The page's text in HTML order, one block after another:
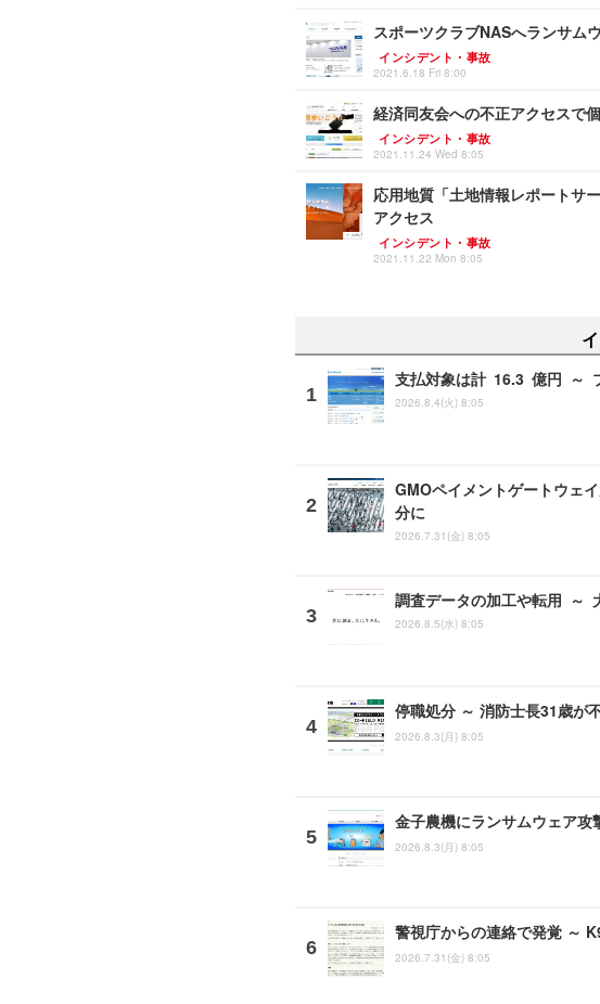
スポーツクラブNASへランサム
インシデント・事故
2021.6.18 Fri 8:00
経済同友会への不正アクセスで
インシデント・事故
2021.11.24 Wed 8:05
応用地質「土地情報レポートサ
アクセス
インシデント・事故
2021.11.22 Mon 8:05
支払対象は計 16.3 億円 ～
2026.8.4(火) 8:05
GMOペイメントゲートウェ
分に
2026.7.31(金) 8:05
調査データの加工や転用 ～
2026.8.5(水) 8:05
停職処分 ～ 消防士長31歳が
2026.8.3(月) 8:05
金子農機にランサムウェア
2026.8.3(月) 8:05
警視庁からの連絡で発覚 ～
2026.7.31(金) 8:05